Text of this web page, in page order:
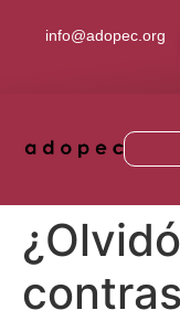
info@adopec.org